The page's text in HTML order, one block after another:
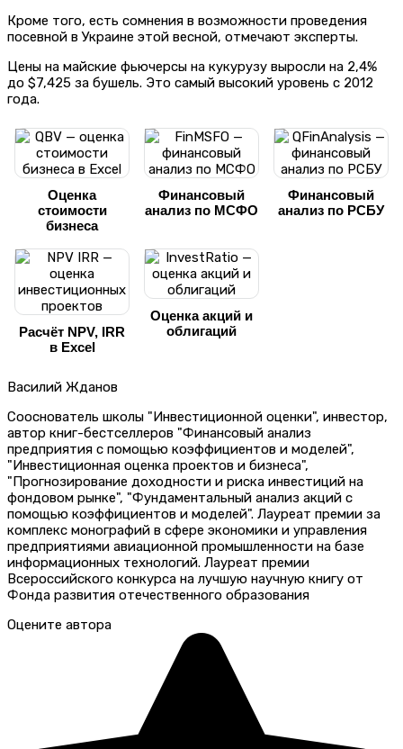
Кроме того, есть сомнения в возможности проведения
посевной в Украине этой весной, отмечают эксперты.
Цены на майские фьючерсы на кукурузу выросли на 2,4%
до $7,425 за бушель. Это самый высокий уровень с 2012
года.
Оценка
стоимости
бизнеса
Финансовый
анализ по МСФО
Финансовый
анализ по РСБУ
Расчёт NPV, IRR
в Excel
Оценка акций и
облигаций
Василий Жданов
Сооснователь школы "Инвестиционной оценки", инвестор,
автор книг-бестселлеров "Финансовый анализ
предприятия с помощью коэффициентов и моделей",
"Инвестиционная оценка проектов и бизнеса",
"Прогнозирование доходности и риска инвестиций на
фондовом рынке", "Фундаментальный анализ акций с
помощью коэффициентов и моделей". Лауреат премии за
комплекс монографий в сфере экономики и управления
предприятиями авиационной промышленности на базе
информационных технологий. Лауреат премии
Всероссийского конкурса на лучшую научную книгу от
Фонда развития отечественного образования
Оцените автора